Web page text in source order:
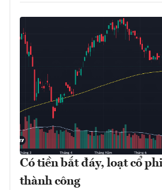
Có tiền bắt đáy, loạt cổ
thành công